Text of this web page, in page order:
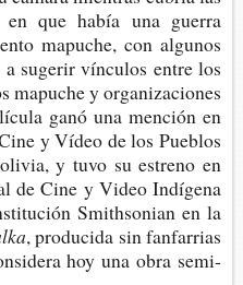
que había una gue­rra
mapu­che, con algu­nos
suge­rir víncu­los entre los
mapu­che y orga­ni­za­cio­nes
ganó una men­ción en
y Vídeo de los Pue­blos
y tuvo su estreno en
de Cine y Video Indí­ge­na
Smith­so­nian en la
, pro­du­ci­da sin fan­fa­rrias
hoy una obra semi­